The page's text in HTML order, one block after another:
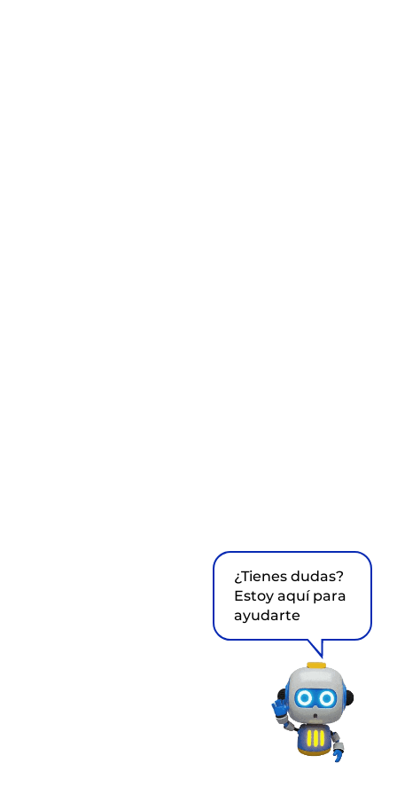
¿Tienes dudas?
Estoy aquí para
ayudarte